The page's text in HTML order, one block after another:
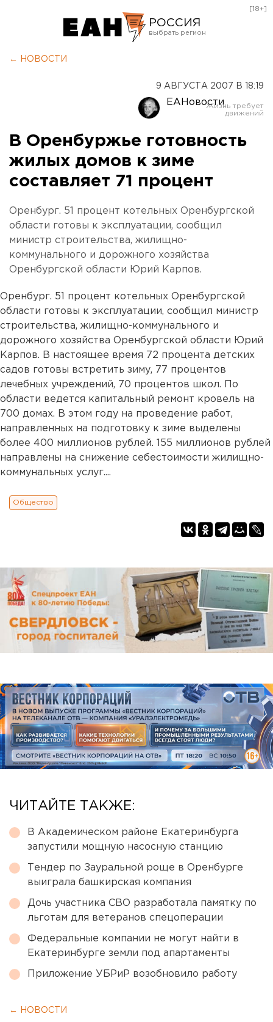
РОССИЯ
Оренбург
[18+]
← НОВОСТИ
9 АВГУСТА 2007 В 18:19
ЕАНовости
В Оренбуржье готовность
жилых домов к зиме
составляет 71 процент
Оренбург. 51 процент котельных Оренбургской
области готовы к эксплуатации, сообщил
министр строительства, жилищно-
коммунального и дорожного хозяйства
Оренбургской области Юрий Карпов.
Оренбург. 51 процент котельных Оренбургской
области готовы к эксплуатации, сообщил министр
строительства, жилищно-коммунального и
дорожного хозяйства Оренбургской области Юрий
Карпов. В настоящее время 72 процента детских
садов готовы встретить зиму, 77 процентов
лечебных учреждений, 70 процентов школ. По
области ведется капитальный ремонт кровель на
700 домах. В этом году на проведение работ,
направленных на подготовку к зиме выделены
более 400 миллионов рублей. 155 миллионов рублей
направлены на снижение себестоимости жилищно-
коммунальных услуг....
Общество
ЧИТАЙТЕ ТАКЖЕ:
В Академическом районе Екатеринбурга
запустили мощную насосную станцию
Тендер по Зауральной роще в Оренбурге
выиграла башкирская компания
Дочь участника СВО разработала памятку по
льготам для ветеранов спецоперации
Федеральные компании не могут найти в
Екатеринбурге земли под апартаменты
Приложение УБРиР возобновило работу
← НОВОСТИ